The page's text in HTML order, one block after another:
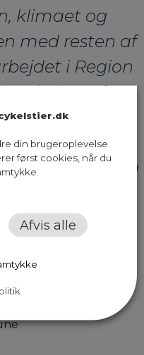
klimaet og
med resten af
i Region
en indsats for
Bedre
sygedage, og
den enkelte og
de, der er
din brugeroplevelse
først cookies, når du
Afvis alle